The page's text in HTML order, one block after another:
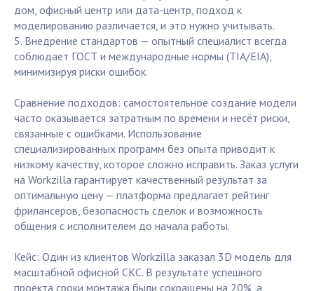
дом, офисный центр или дата-центр, подход к
моделированию различается, и это нужно учитывать.
5. Внедрение стандартов — опытный специалист всегда
соблюдает ГОСТ и международные нормы (TIA/EIA),
минимизируя риски ошибок.
Сравнение подходов: самостоятельное создание модели
часто оказывается затратным по времени и несёт риски,
связанные с ошибками. Использование
специализированных программ без опыта приводит к
низкому качеству, которое сложно исправить. Заказ услуги
на Workzilla гарантирует качественный результат за
оптимальную цену — платформа предлагает рейтинг
фрилансеров, безопасность сделок и возможность
общения с исполнителем до начала работы.
Кейс: Один из клиентов Workzilla заказал 3D модель для
масштабной офисной СКС. В результате успешного
проекта сроки монтажа были сокращены на 20%, а